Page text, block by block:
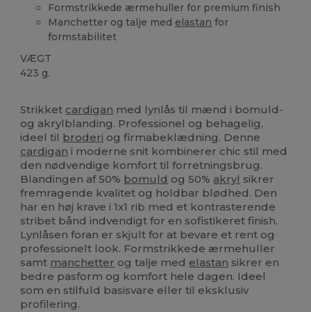
Formstrikkede ærmehuller for premium finish
Manchetter og talje med elastan for
formstabilitet
VÆGT
423 g.
Strikket cardigan med lynlås til mænd i bomuld-
og akrylblanding. Professionel og behagelig,
ideel til broderi og firmabeklædning. Denne
cardigan i moderne snit kombinerer chic stil med
den nødvendige komfort til forretningsbrug.
Blandingen af 50% bomuld og 50% akryl sikrer
fremragende kvalitet og holdbar blødhed. Den
har en høj krave i 1x1 rib med et kontrasterende
stribet bånd indvendigt for en sofistikeret finish.
Lynlåsen foran er skjult for at bevare et rent og
professionelt look. Formstrikkede ærmehuller
samt manchetter og talje med elastan sikrer en
bedre pasform og komfort hele dagen. Ideel
som en stilfuld basisvare eller til eksklusiv
profilering.